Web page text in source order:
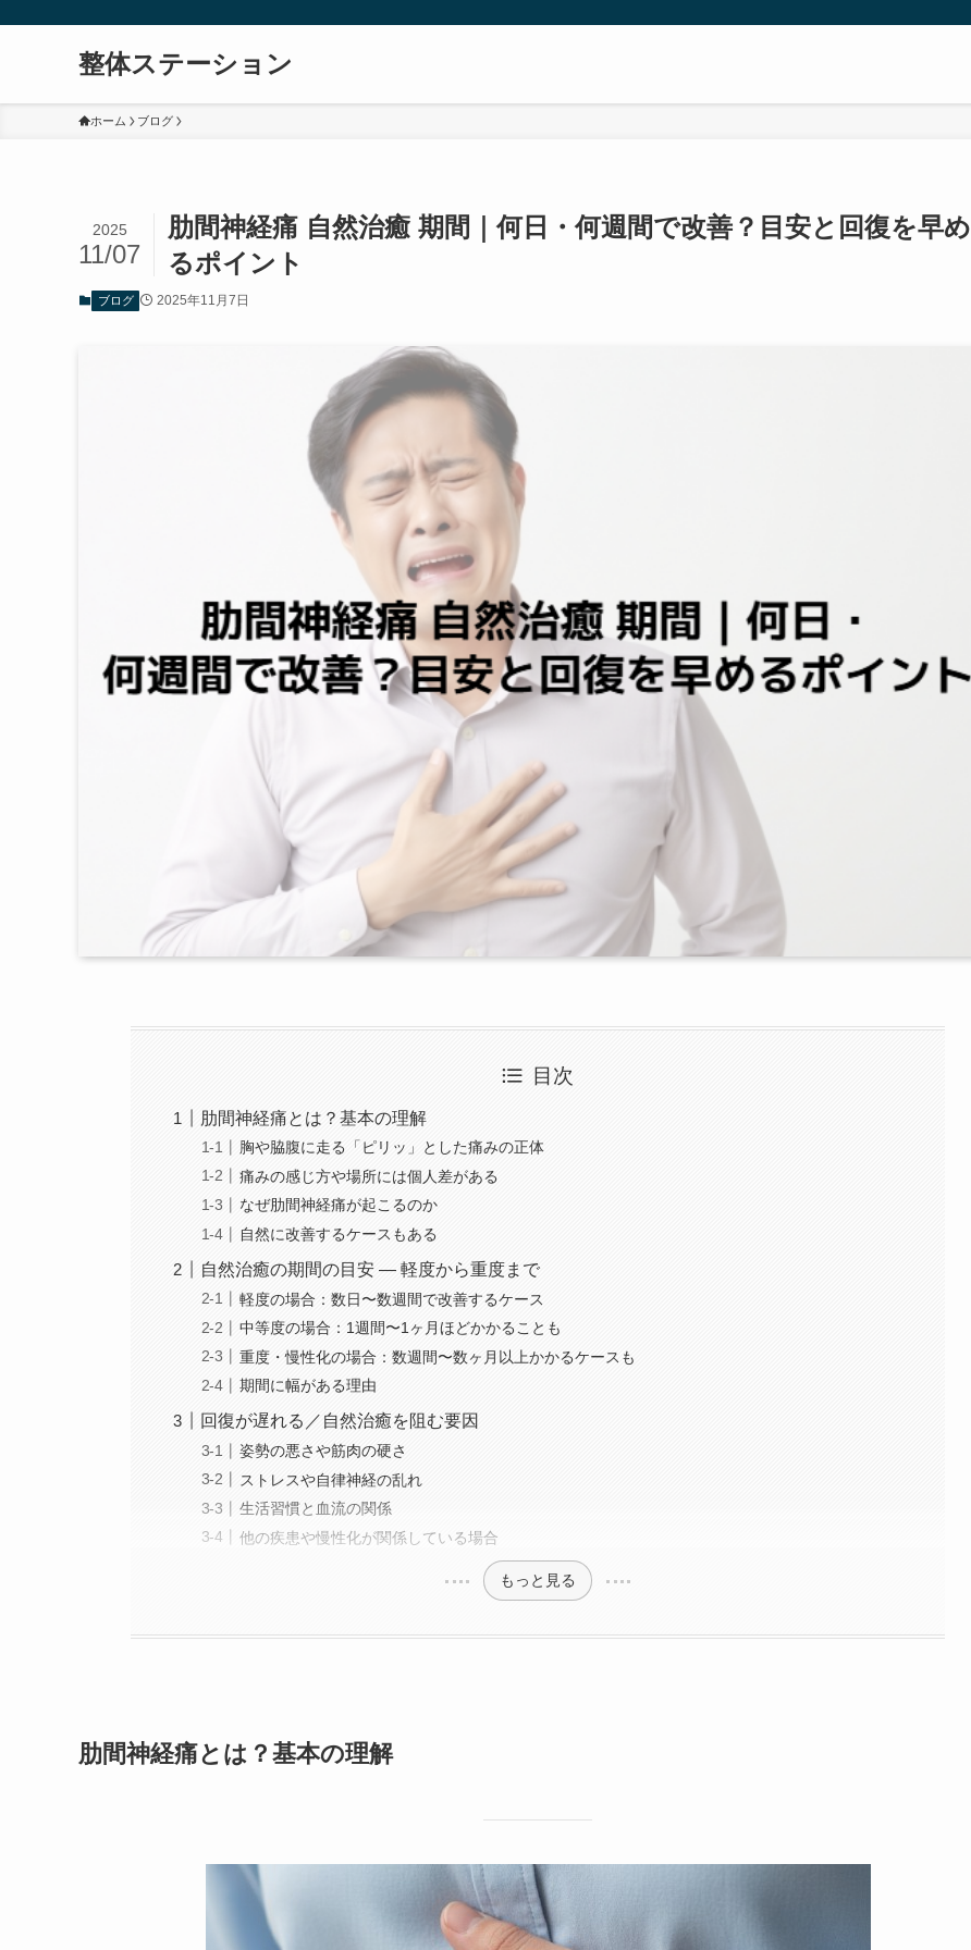
整体ステーション
ホーム ブログ
肋間神経痛 自然治癒 期間｜何日・何週間で改善？目安と回復を早め
るポイント
2025
11/07
ブログ 2025年11月7日
目次
肋間神経痛とは？基本の理解
胸や脇腹に走る「ピリッ」とした痛みの正体
痛みの感じ方や場所には個人差がある
なぜ肋間神経痛が起こるのか
自然に改善するケースもある
自然治癒の期間の目安 ― 軽度から重度まで
軽度の場合：数日〜数週間で改善するケース
中等度の場合：1週間〜1ヶ月ほどかかることも
重度・慢性化の場合：数週間〜数ヶ月以上かかるケースも
期間に幅がある理由
回復が遅れる／自然治癒を阻む要因
姿勢の悪さや筋肉の硬さ
ストレスや自律神経の乱れ
生活習慣と血流の関係
他の疾患や慢性化が関係している場合
もっと見る
肋間神経痛とは？基本の理解